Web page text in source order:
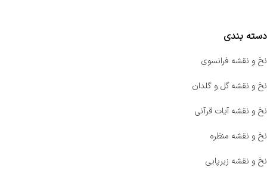
دسته بندی
نخ و نقشه فرانسوی
نخ و نقشه گل و گلدان
نخ و نقشه آیات قرآنی
نخ و نقشه منظره
نخ و نقشه زیرپایی